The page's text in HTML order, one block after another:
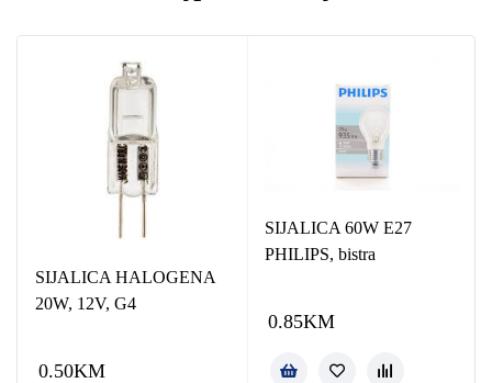
SIJALICA HALOGENA
20W, 12V, G4
0.50KM
SIJALICA 60W E27
PHILIPS, bistra
0.85KM